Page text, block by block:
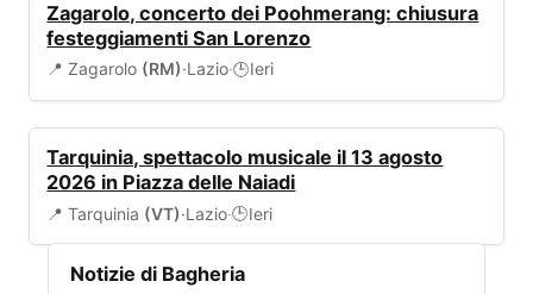
Zagarolo, concerto dei Poohmerang: chiusura
festeggiamenti San Lorenzo
📍 Zagarolo (RM)·Lazio·🕒Ieri
Tarquinia, spettacolo musicale il 13 agosto
2026 in Piazza delle Naiadi
📍 Tarquinia (VT)·Lazio·🕒Ieri
Notizie di Bagheria